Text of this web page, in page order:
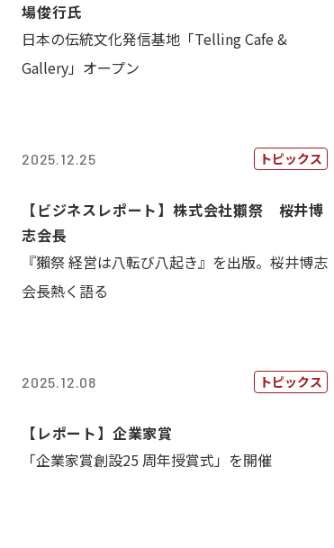
場俊行氏
日本の伝統文化発信基地「Telling Cafe &
Gallery」オープン
2025.12.25 トピックス
【ビジネスレポート】株式会社獺祭 桜井博
志会長
『獺祭 経営は八転び八起き』を出版。桜井博志
会長熱く語る
2025.12.08 トピックス
【レポート】企業家賞
「企業家賞創設25 周年授賞式」を開催